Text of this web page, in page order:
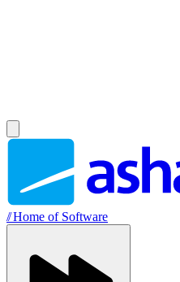
//Home of Software